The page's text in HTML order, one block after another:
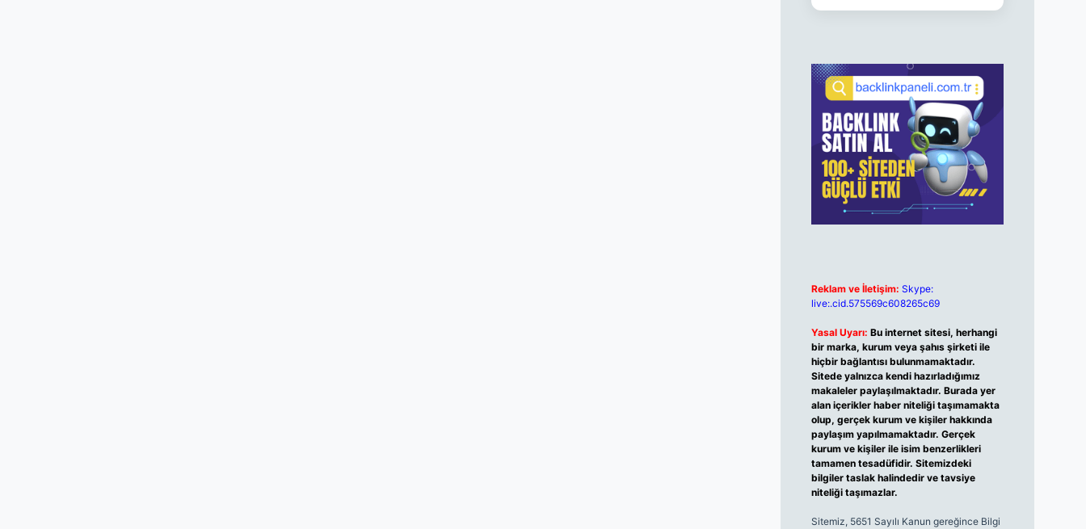
Reklam ve İletişim: Skype:
live:.cid.575569c608265c69
Yasal Uyarı: Bu internet sitesi, herhangi
bir marka, kurum veya şahıs şirketi ile
hiçbir bağlantısı bulunmamaktadır.
Sitede yalnızca kendi hazırladığımız
makaleler paylaşılmaktadır. Burada yer
alan içerikler haber niteliği taşımamakta
olup, gerçek kurum ve kişiler hakkında
paylaşım yapılmamaktadır. Gerçek
kurum ve kişiler ile isim benzerlikleri
tamamen tesadüfidir. Sitemizdeki
bilgiler taslak halindedir ve tavsiye
niteliği taşımazlar.
Sitemiz, 5651 Sayılı Kanun gereğince Bilgi